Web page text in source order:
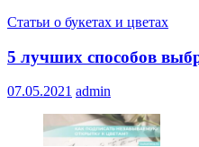
Статьи о букетах и цветах
5 лучших способов
07.05.2021 admin